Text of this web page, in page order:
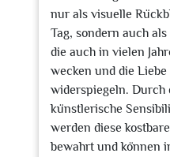
nur als visuelle
Tag, sondern auch
die auch in vielen
wecken und die
widerspiegeln. Durch
künstlerische
werden diese
bewahrt und können